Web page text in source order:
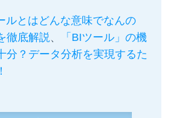
ルとはどんな意味でなんの
徹底解説 、
「BIツール」の機
分？データ分析を実現するた